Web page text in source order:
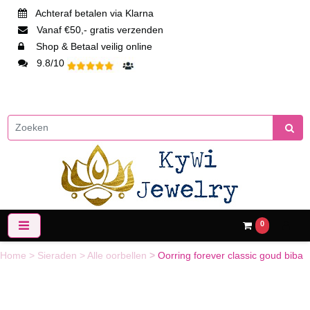
Achteraf betalen via Klarna
Vanaf €50,- gratis verzenden
Shop & Betaal veilig online
9.8/10
0
Home > Sieraden >Alle oorbellen > Oorring forever classic goud biba